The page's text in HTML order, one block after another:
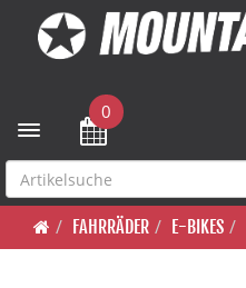
Toggle navigation
0
FAHRRÄDER E-BIKES